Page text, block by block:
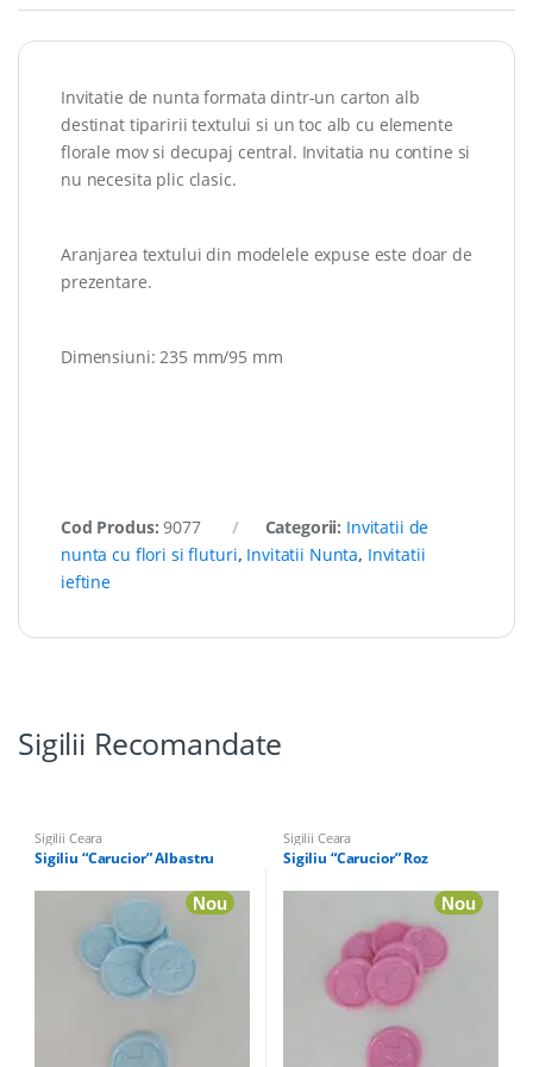
Invitatie de nunta formata dintr-un carton alb
destinat tiparirii textului si un toc alb cu elemente
florale mov si decupaj central. Invitatia nu contine si
nu necesita plic clasic.
Aranjarea textului din modelele expuse este doar de
prezentare.
Dimensiuni: 235 mm/95 mm
Cod Produs:9077 Categorii: Invitatii de
nunta cu flori si fluturi, Invitatii Nunta, Invitatii
ieftine
Sigilii Recomandate
Sigilii Ceara
Sigiliu “Carucior” Albastru
Nou
Sigilii Ceara
Sigiliu “Carucior” Roz
Nou